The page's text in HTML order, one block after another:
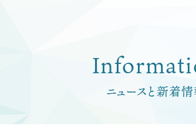
ニュースと新着